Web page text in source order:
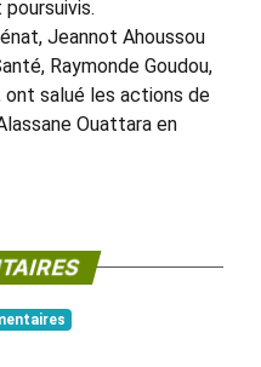
Jeannot Ahoussou
Raymonde Goudou,
salué les actions de
Ouattara en